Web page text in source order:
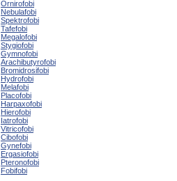
Ornirofobi
Nebulafobi
Spektrofobi
Tafefobi
Megalofobi
Stygiofobi
Gymnofobi
Arachibutyrofobi
Bromidrosifobi
Hydrofobi
Melafobi
Placofobi
Harpaxofobi
Hierofobi
Iatrofobi
Vitricofobi
Cibofobi
Gynefobi
Ergasiofobi
Pteronofobi
Fobifobi